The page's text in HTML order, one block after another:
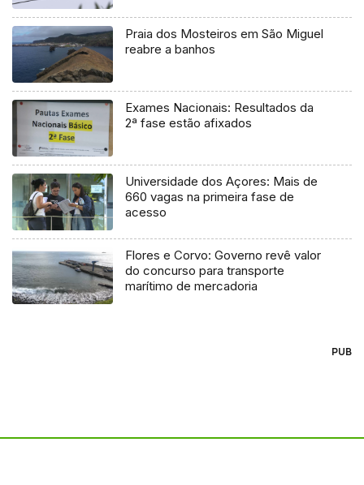
Praia dos Mosteiros em São Miguel
reabre a banhos
Exames Nacionais: Resultados da
2ª fase estão afixados
Universidade dos Açores: Mais de
660 vagas na primeira fase de
acesso
Flores e Corvo: Governo revê valor
do concurso para transporte
marítimo de mercadoria
PUB